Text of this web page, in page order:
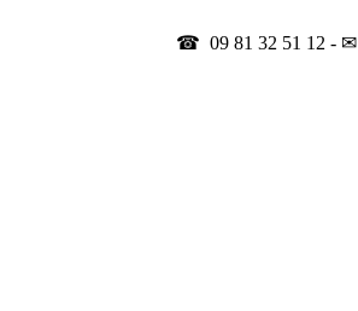
☎ 09 81 32 51 12 - ✉